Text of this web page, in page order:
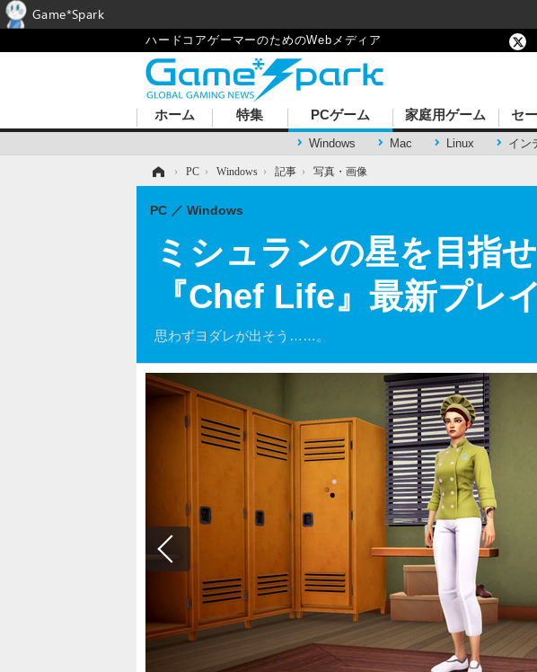
ハードコアゲーマーのためのWebメディア
ホーム 特集 PCゲーム
Windows Mac Linux イン
家庭用ゲーム セ
› PC › Windows › 記事 › 写真・画像
ミシュランの星を目指
『Chef Life』最新プレ
思わずヨダレが出そう……。
PC Windows
Game*Spark